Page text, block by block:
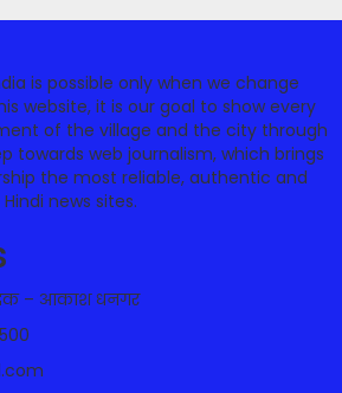
is possible only when we change
website, it is our goal to show every
of the village and the city through
towards web journalism, which brings
the most reliable, authentic and
news sites.
– आकाश धनगर